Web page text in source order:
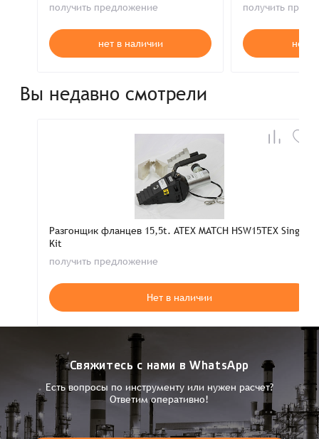
получить предложение
нет в наличии
получить
нет в
Вы недавно смотрели
Разгонщик фланцев 15,5t. ATEX MATCH HSW15TEX Single
Kit
получить предложение
Нет в наличии
Свяжитесь с нами в WhatsApp
Есть вопросы по инструменту или нужен расчет?
Ответим оперативно!